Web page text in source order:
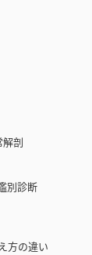
剖
別診断
方の違い